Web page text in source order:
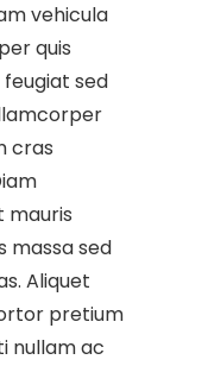
vehicula
quis
sed
cras
mauris
massa sed
Aliquet
pretium
nullam ac
Technology